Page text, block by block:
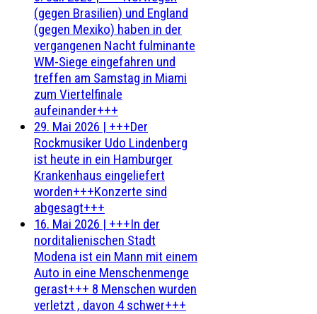
(gegen Brasilien) und England
(gegen Mexiko) haben in der
vergangenen Nacht fulminante
WM-Siege eingefahren und
treffen am Samstag in Miami
zum Viertelfinale
aufeinander+++
29. Mai 2026 | +++Der
Rockmusiker Udo Lindenberg
ist heute in ein Hamburger
Krankenhaus eingeliefert
worden+++Konzerte sind
abgesagt+++
16. Mai 2026 | +++In der
norditalienischen Stadt
Modena ist ein Mann mit einem
Auto in eine Menschenmenge
gerast+++ 8 Menschen wurden
verletzt , davon 4 schwer+++